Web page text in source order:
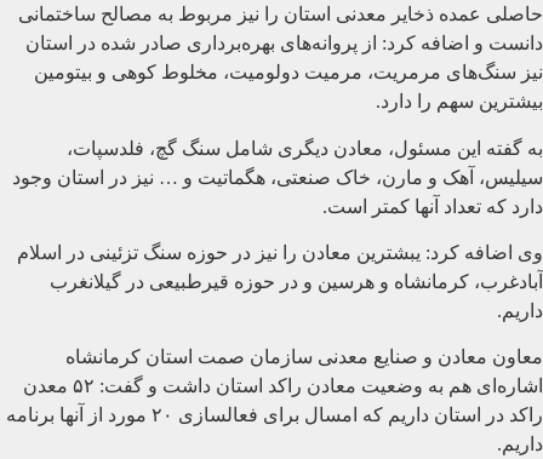
حاصلی عمده ذخایر معدنی استان را نیز مربوط به مصالح ساختمانی
دانست و اضافه کرد: از پروانه‌های بهره‌برداری صادر شده در استان
نیز سنگ‌های مرمریت، مرمیت دولومیت، مخلوط کوهی و بیتومین
بیشترین سهم را دارد.
به گفته این مسئول، معادن دیگری شامل سنگ گچ، فلدسپات،
سیلیس، آهک و مارن، خاک صنعتی، هگماتیت و … نیز در استان وجود
دارد که تعداد آنها کمتر است.
وی اضافه کرد: یبشترین معادن را نیز در حوزه سنگ تزئینی در اسلام
آبادغرب، کرمانشاه و هرسین و در حوزه قیرطبیعی در گیلانغرب
داریم.
معاون معادن و صنایع معدنی سازمان صمت استان کرمانشاه
اشاره‌ای هم به وضعیت معادن راکد استان داشت و گفت: ۵۲ معدن
راکد در استان داریم که امسال برای فعالسازی ۲۰ مورد از آنها برنامه
داریم.